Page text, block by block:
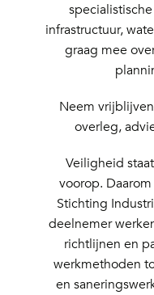
infrastructuur,
graag mee
Neem
overleg,
Veiligheid
voorop.
Stichting
deelnemer
richtlijnen en
werkmethoden
en